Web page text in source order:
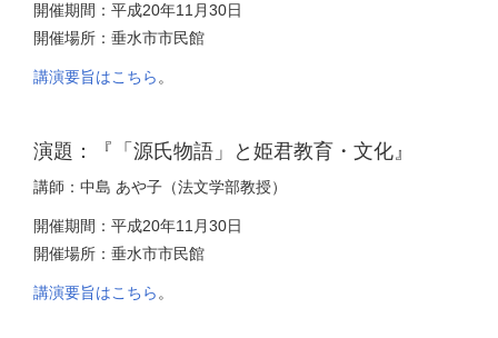
開催期間：平成20年11月30日
開催場所：垂水市市民館
講演要旨はこちら 。
演題：『「源氏物語」と姫君教育・文化』
講師：中島 あや子（法文学部教授）
開催期間：平成20年11月30日
開催場所：垂水市市民館
講演要旨はこちら 。